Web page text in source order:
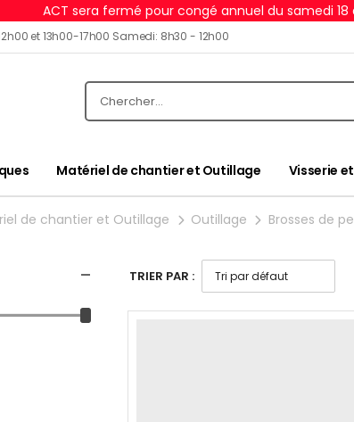
ACT sera fermé pour congé annuel du samedi
et 13h00-17h00 Samedi: 8h30 - 12h00
Matériel de chantier et Outillage Visserie
de chantier et Outillage Outillage Brosses de
TRIER PAR :